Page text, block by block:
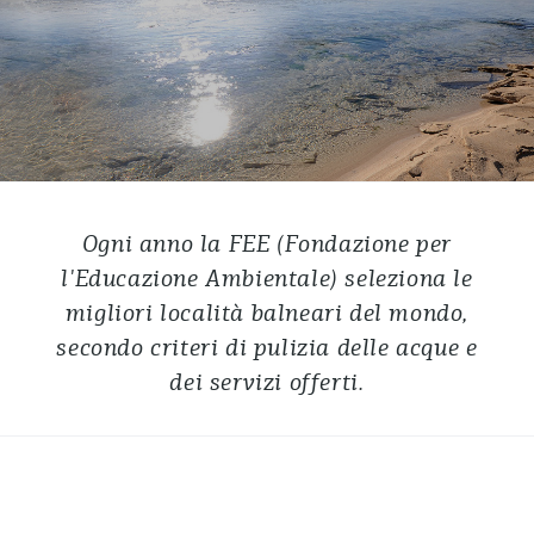
Ogni anno la FEE (Fondazione per
l'Educazione Ambientale) seleziona le
migliori località balneari del mondo,
secondo criteri di pulizia delle acque e
dei servizi offerti.